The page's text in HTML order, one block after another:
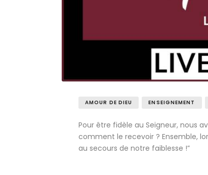
AMOUR DE DIEU ENSEIGNEMENT
Pour être fidèle au Seigneur, nous
comment le recevoir ? Ensemble,
au secours de notre faiblesse !”